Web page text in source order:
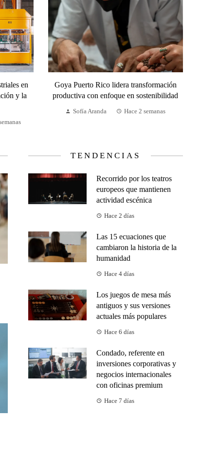
en
y la
Goya Puerto Rico lidera transformación
productiva con enfoque en sostenibilidad
Sofía Aranda Hace 2 semanas
TENDENCIAS
Recorrido por los teatros
europeos que mantienen
actividad escénica
Hace 2 días
Las 15 ecuaciones que
cambiaron la historia de la
humanidad
Hace 4 días
Los juegos de mesa más
antiguos y sus versiones
actuales más populares
Hace 6 días
Condado, referente en
inversiones corporativas y
negocios internacionales
con oficinas premium
Hace 7 días